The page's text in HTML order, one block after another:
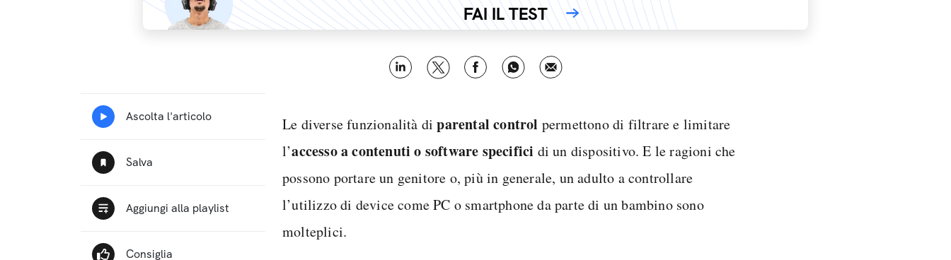
FAI IL TEST
Le diverse funzionalità diparental control permettono di filtrare e limitare
l’accesso a contenuti o software specifici di un dispositivo. E le ragioni che
possono portare un genitore o, più in generale, un adulto a controllare
l’utilizzo di device come PC o smartphone da parte di un bambino sono
molteplici.